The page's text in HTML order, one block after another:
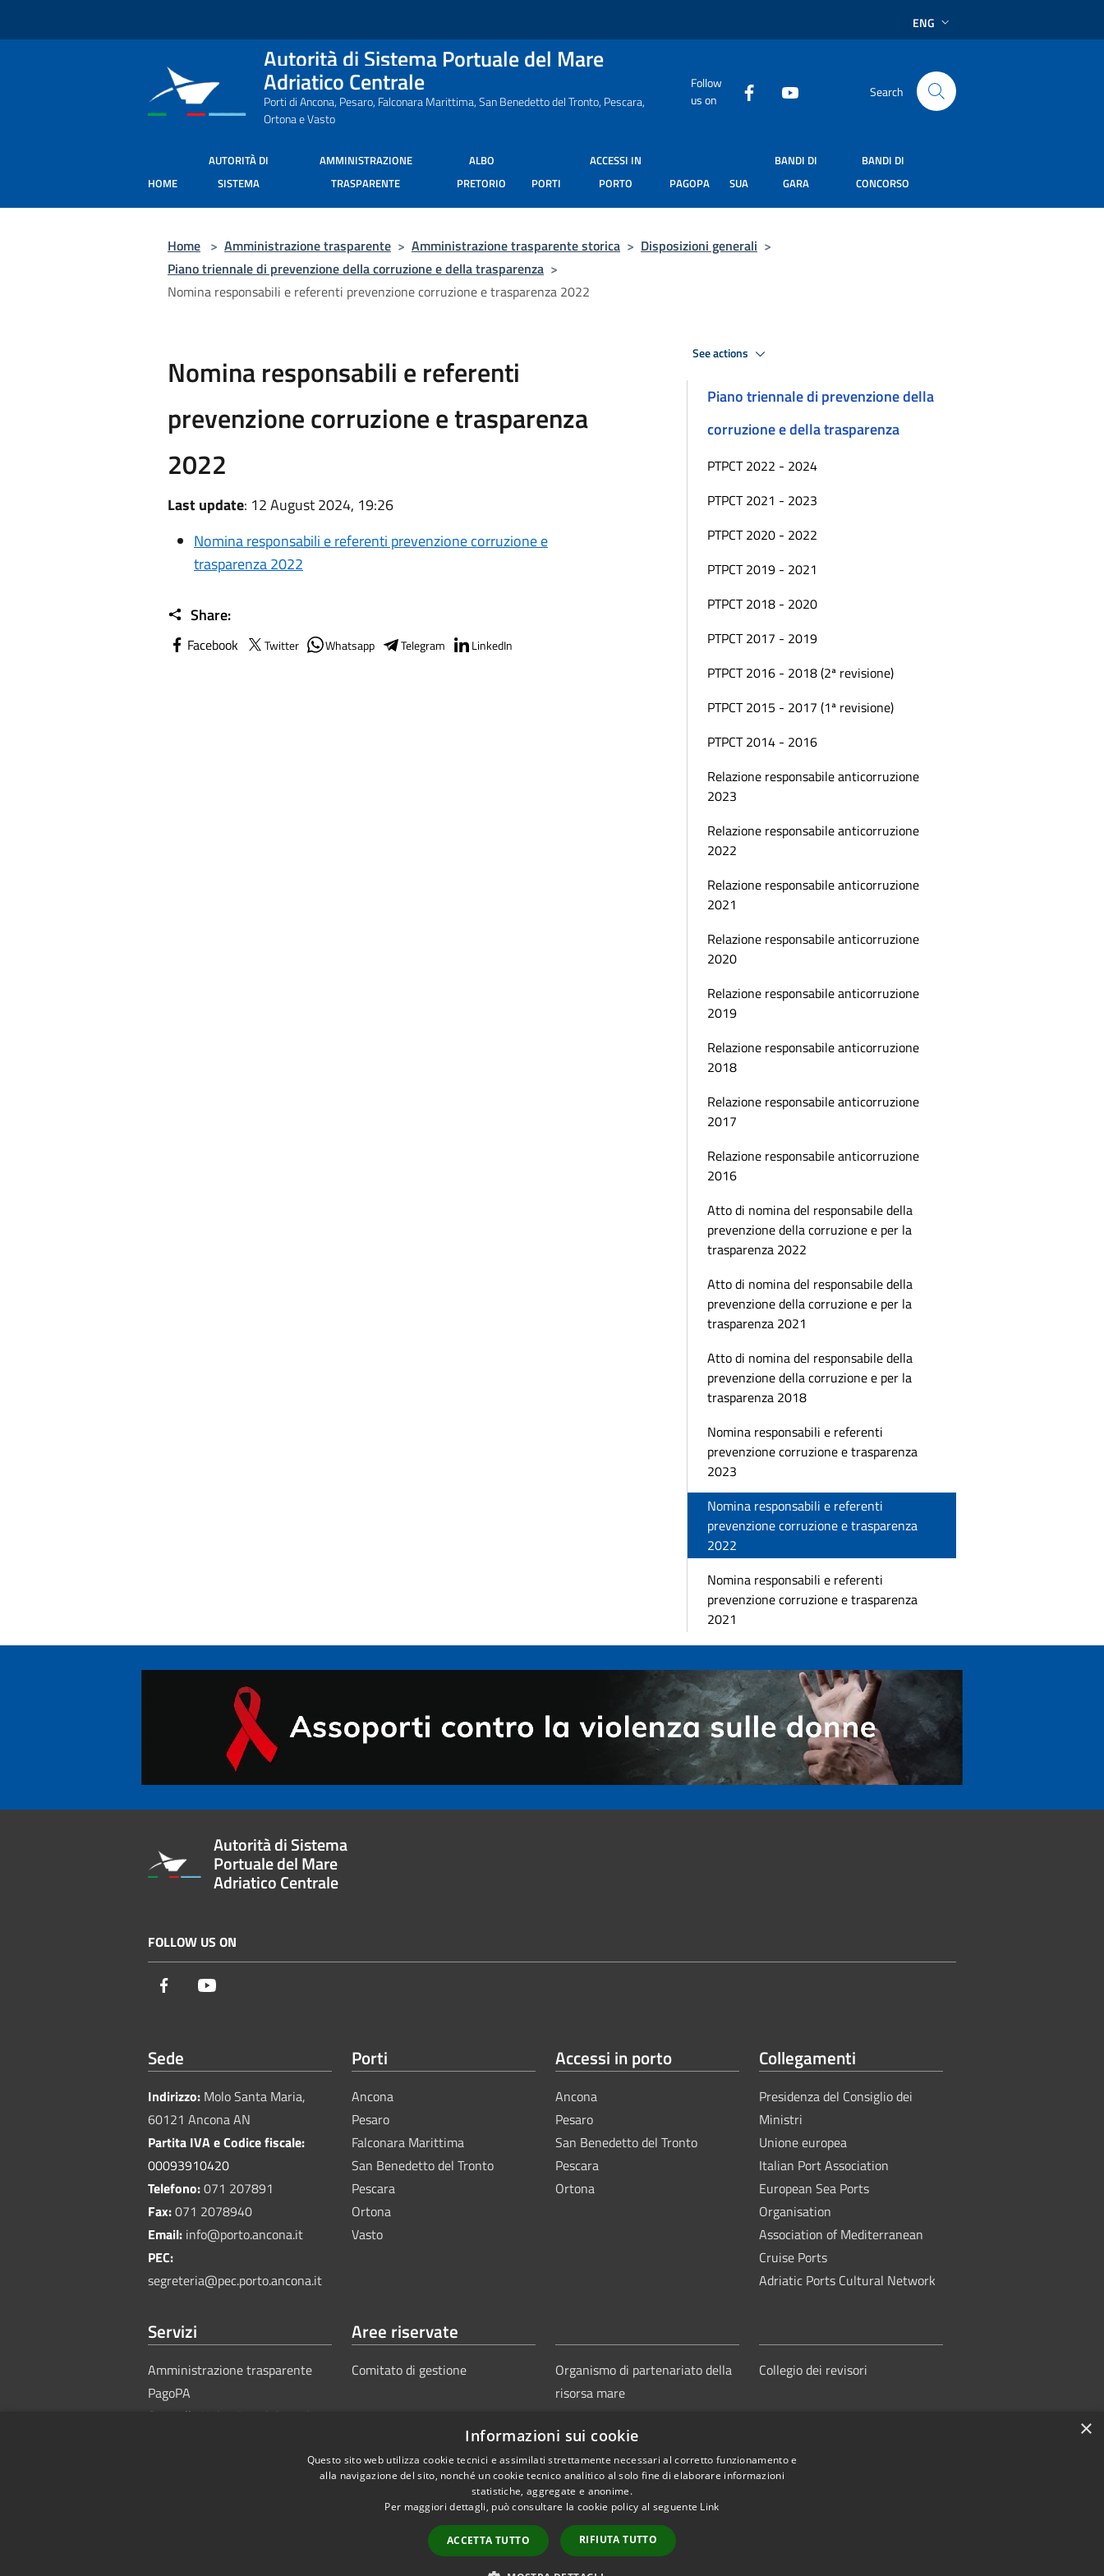
ENG
Autorità di Sistema Portuale del Mare
Adriatico Centrale
Porti di Ancona, Pesaro, Falconara Marittima, San Benedetto del Tronto, Pescara,
Ortona e Vasto
Follow
us on
Search
HOME
AUTORITÀ DI
SISTEMA
AMMINISTRAZIONE
TRASPARENTE
ALBO
PRETORIO
PORTI
ACCESSI IN
PORTO
PAGOPA SUA
BANDI DI
GARA
BANDI DI
CONCORSO
Home > Amministrazione trasparente > Amministrazione trasparente storica > Disposizioni generali >
Piano triennale di prevenzione della corruzione e della trasparenza >
Nomina responsabili e referenti prevenzione corruzione e trasparenza 2022
Nomina responsabili e referenti
prevenzione corruzione e trasparenza
2022
Last update: 12 August 2024, 19:26
Nomina responsabili e referenti prevenzione corruzione e
trasparenza 2022
Share:
Facebook Twitter Whatsapp Telegram LinkedIn
See actions
Piano triennale di prevenzione della
corruzione e della trasparenza
PTPCT 2022 - 2024
PTPCT 2021 - 2023
PTPCT 2020 - 2022
PTPCT 2019 - 2021
PTPCT 2018 - 2020
PTPCT 2017 - 2019
PTPCT 2016 - 2018 (2ª revisione)
PTPCT 2015 - 2017 (1ª revisione)
PTPCT 2014 - 2016
Relazione responsabile anticorruzione
2023
Relazione responsabile anticorruzione
2022
Relazione responsabile anticorruzione
2021
Relazione responsabile anticorruzione
2020
Relazione responsabile anticorruzione
2019
Relazione responsabile anticorruzione
2018
Relazione responsabile anticorruzione
2017
Relazione responsabile anticorruzione
2016
Atto di nomina del responsabile della
prevenzione della corruzione e per la
trasparenza 2022
Atto di nomina del responsabile della
prevenzione della corruzione e per la
trasparenza 2021
Atto di nomina del responsabile della
prevenzione della corruzione e per la
trasparenza 2018
Nomina responsabili e referenti
prevenzione corruzione e trasparenza
2023
Nomina responsabili e referenti
prevenzione corruzione e trasparenza
2022
Nomina responsabili e referenti
prevenzione corruzione e trasparenza
2021
Autorità di Sistema
Portuale del Mare
Adriatico Centrale
FOLLOW US ON
Facebook
Sede
Indirizzo: Molo Santa Maria,
60121 Ancona AN
Partita IVA e Codice fiscale:
00093910420
Telefono:071 207891
Fax:071 2078940
Email: info@porto.ancona.it
PEC:
segreteria@pec.porto.ancona.it
Porti
Ancona
Pesaro
Falconara Marittima
San Benedetto del Tronto
Pescara
Ortona
Vasto
Accessi in porto
Ancona
Pesaro
San Benedetto del Tronto
Pescara
Ortona
Collegamenti
Presidenza del Consiglio dei
Ministri
Unione europea
Italian Port Association
European Sea Ports
Organisation
Association of Mediterranean
Cruise Ports
Adriatic Ports Cultural Network
Servizi
Amministrazione trasparente
PagoPA
Sportello Unico Amministrativo
Aree riservate
Comitato di gestione
Organismo di partenariato della
risorsa mare
Collegio dei revisori
Sitemap Copyright © 2025Autorità di Sistema Portuale del Mare
×
Informazioni sui cookie
Questo sito web utilizza cookie tecnici e assimilati strettamente necessari al corretto funzionamento e
alla navigazione del sito, nonché un cookie tecnico analitico al solo fine di elaborare informazioni
statistiche, aggregate e anonime.
Per maggiori dettagli, può consultare la cookie policy al seguente Link
ACCETTA TUTTO RIFIUTA TUTTO